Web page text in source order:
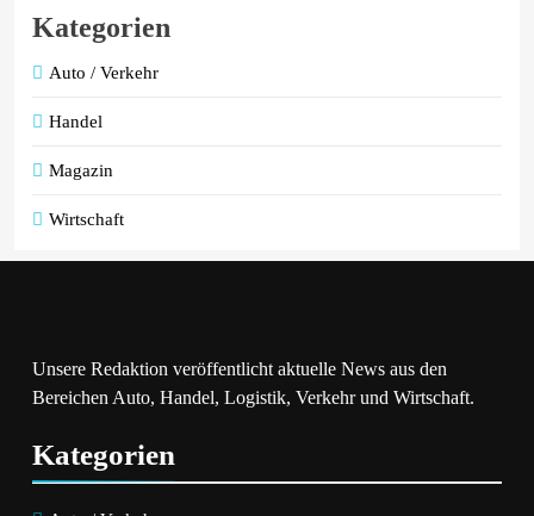
Kategorien
Auto / Verkehr
Handel
Magazin
Wirtschaft
Unsere Redaktion veröffentlicht aktuelle News aus den
Bereichen Auto, Handel, Logistik, Verkehr und Wirtschaft.
Kategorien